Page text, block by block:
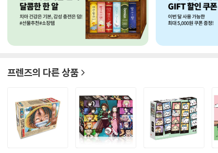
프렌즈의 다른 상품